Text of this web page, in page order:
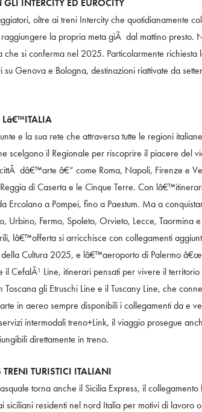
oltre ai treni Intercity che quotidianamente
la propria meta giÃ dal mattino
che si conferma nel 2025. Particolarmente
Genova e Bologna, destinazioni riattivate da
Lâ€™ITALIA
e la sua rete che attraversa tutte le regioni
scelgono il Regionale per riscoprire il piacere del
dâ€™arte â€“ come Roma, Napoli, Firenze e
di Caserta e le Cinque Terre. Con
Ercolano a Pompei, fino a Paestum. Ma a
Urbino, Fermo, Spoleto, Orvieto, Lecce, Taormina e
lâ€™offerta si arricchisce con collegamenti
Cultura 2025, e lâ€™aeroporto di Palermo
il CefalÃ¹ Line, itinerari pensati per vivere il
Toscana gli Etruschi Line e il Tuscany Line, che
in aereo sempre disponibili i collegamenti da e
intermodali treno+Link, il viaggio prosegue
direttamente in treno.
TURISTICI ITALIANI
torna anche il Sicilia Express, il
residenti nel nord Italia per motivi di lavoro